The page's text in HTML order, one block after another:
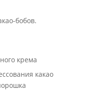
бобов.
крема
какао